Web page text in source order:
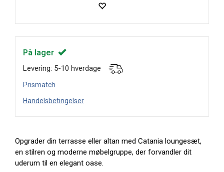
På lager
Levering: 5-10 hverdage
Prismatch
Handelsbetingelser
Opgrader din terrasse eller altan med Catania loungesæt,
en stilren og moderne møbelgruppe, der forvandler dit
uderum til en elegant oase.